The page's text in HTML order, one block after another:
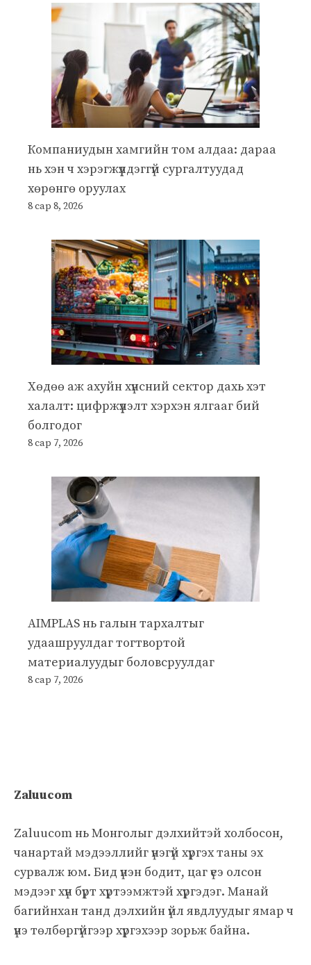
Компаниудын хамгийн том алдаа: дараа
нь хэн ч хэрэгжүүлдэггүй сургалтуудад
хөрөнгө оруулах
8 сар 8, 2026
Хөдөө аж ахуйн хүнсний сектор дахь хэт
халалт: цифржүүлэлт хэрхэн ялгааг бий
болгодог
8 сар 7, 2026
AIMPLAS нь галын тархалтыг
удаашруулдаг тогтвортой
материалуудыг боловсруулдаг
8 сар 7, 2026
Zaluucom
Zaluucom нь Монголыг дэлхийтэй холбосон,
чанартай мэдээллийг үнэгүй хүргэх таны эх
сурвалж юм. Бид үнэн бодит, цаг үеэ олсон
мэдээг хүн бүрт хүртээмжтэй хүргэдэг. Манай
багийнхан танд дэлхийн үйл явдлуудыг ямар ч
үнэ төлбөргүйгээр хүргэхээр зорьж байна.